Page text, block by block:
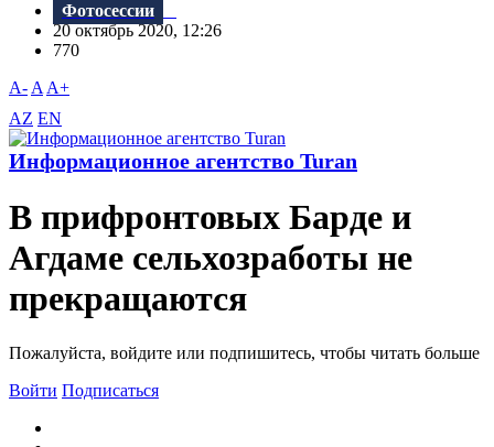
Фотосессии
20 октябрь 2020, 12:26
770
A- A A+
AZ EN
Информационное агентство Turan
В прифронтовых Барде и
Агдаме сельхозработы не
прекращаются
Пожалуйста, войдите или подпишитесь, чтобы читать больше
Войти Подписаться